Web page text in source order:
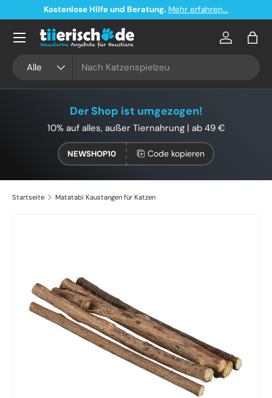
Direkt zum Inhalt
Kostenlose Hilfe und Beratung. Mehr erfahren...
Alle
Konto
Der Shop ist umgezogen!
10% auf alles, außer Tiernahrung | ab 49 €
NEWSHOP10 Code kopieren
Startseite Matatabi Kaustangen für Katzen